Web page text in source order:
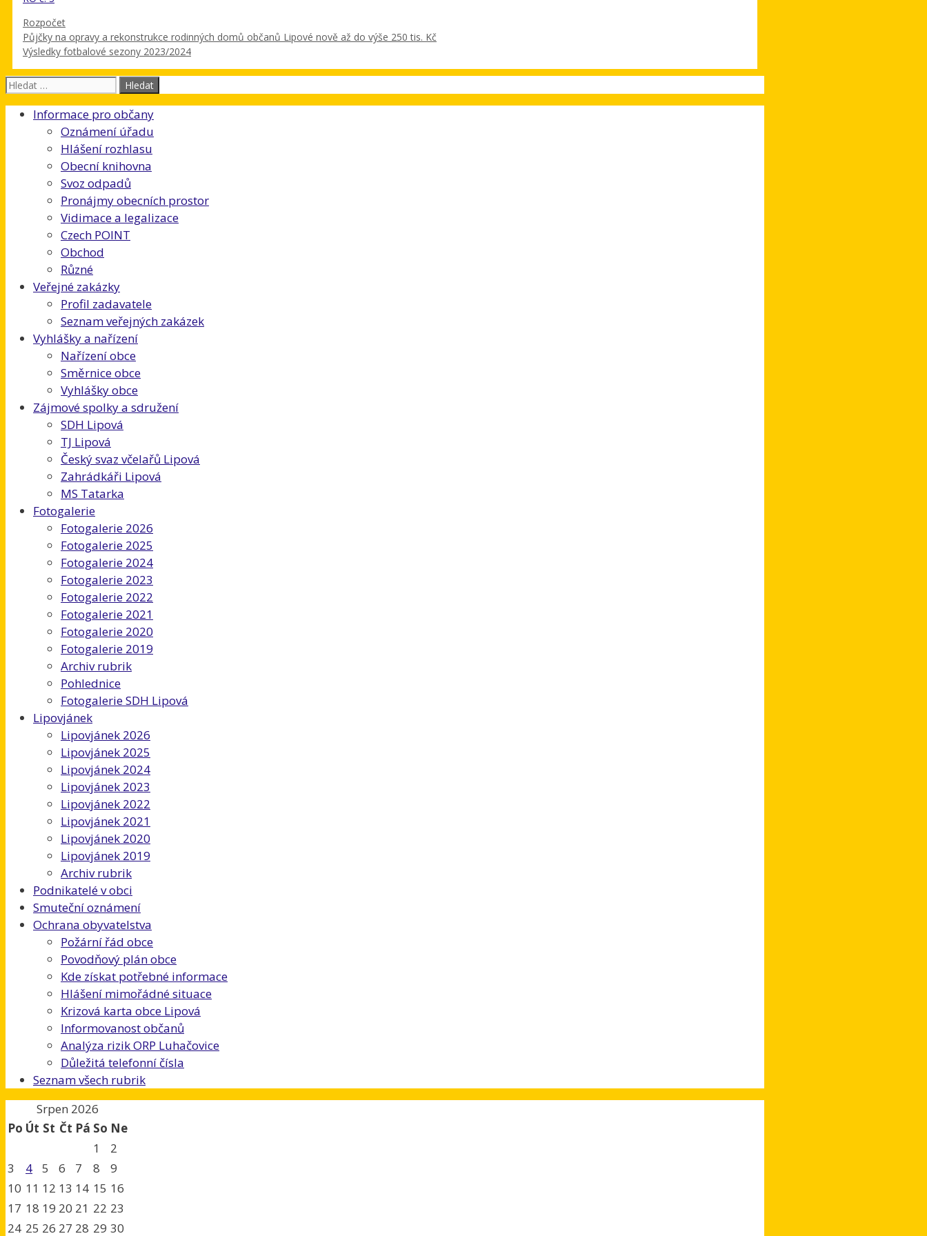
Rubriky
Rozpočet
Půjčky na opravy a rekonstrukce rodinných domů občanů Lipové nově až do výše 250 tis. Kč
Výsledky fotbalové sezony 2023/2024
Hledat:
Informace pro občany
Oznámení úřadu
Hlášení rozhlasu
Obecní knihovna
Svoz odpadů
Pronájmy obecních prostor
Vidimace a legalizace
Czech POINT
Obchod
Různé
Veřejné zakázky
Profil zadavatele
Seznam veřejných zakázek
Vyhlášky a nařízení
Nařízení obce
Směrnice obce
Vyhlášky obce
Zájmové spolky a sdružení
SDH Lipová
TJ Lipová
Český svaz včelařů Lipová
Zahrádkáři Lipová
MS Tatarka
Fotogalerie
Fotogalerie 2026
Fotogalerie 2025
Fotogalerie 2024
Fotogalerie 2023
Fotogalerie 2022
Fotogalerie 2021
Fotogalerie 2020
Fotogalerie 2019
Archiv rubrik
Pohlednice
Fotogalerie SDH Lipová
Lipovjánek
Lipovjánek 2026
Lipovjánek 2025
Lipovjánek 2024
Lipovjánek 2023
Lipovjánek 2022
Lipovjánek 2021
Lipovjánek 2020
Lipovjánek 2019
Archiv rubrik
Podnikatelé v obci
Smuteční oznámení
Ochrana obyvatelstva
Požární řád obce
Povodňový plán obce
Kde získat potřebné informace
Hlášení mimořádné situace
Krizová karta obce Lipová
Informovanost občanů
Analýza rizik ORP Luhačovice
Důležitá telefonní čísla
Seznam všech rubrik
Srpen 2026
Po Út St Čt Pá So Ne
1
2
3
4 5 6 7 8
9
10 11 12 13 14 15 16
17 18 19 20 21 22 23
24 25 26 27 28 29 30